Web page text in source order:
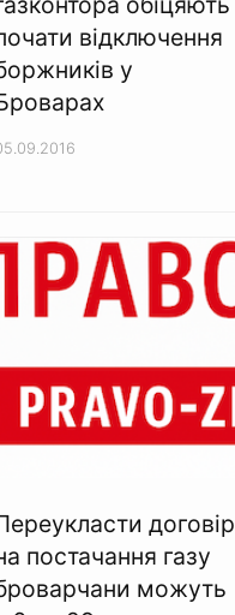
відключення
у
договір
постачання газу
можуть